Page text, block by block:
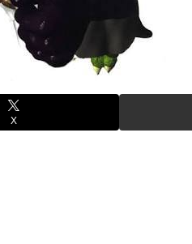
、結構ヤバい事態になる。とんで
んだ人はダイワスカーレットに帰っ
ズン２ ８話 感想まとめ
最新話、ついに新旧ORDERが集結
発売後もPS5はまだまだ現役」
て日本をどうしたいんやろな？
チンコ通ってたら、数十日単位の
理が避難所を３分しか視察しなか
X